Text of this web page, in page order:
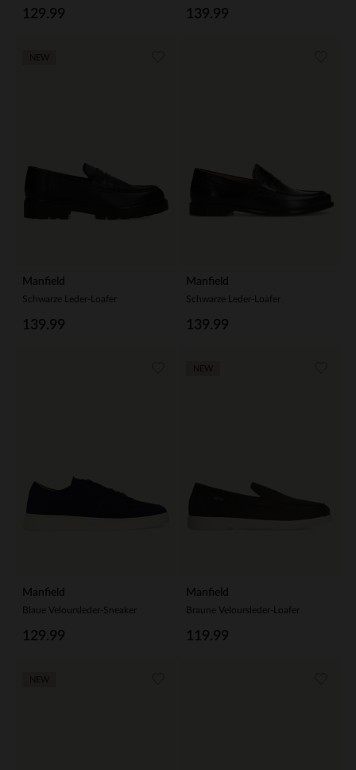
129.99 139.99
Manfield
Schwarze Leder-Loafer
139.99
Manfield
Schwarze Leder-Loafer
139.99
Manfield
Blaue Veloursleder-Sneaker
129.99
Manfield
Braune Veloursleder-Loafer
119.99